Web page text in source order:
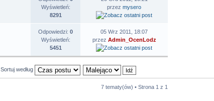
Wyświetleń:
8291
przez mysero
Odpowiedzi: 0
Wyświetleń:
5451
05 Wrz 2011, 18:07
przez Admin_OcenLodz
Sortuj według
7 tematy(ów) • Strona 1 z 1